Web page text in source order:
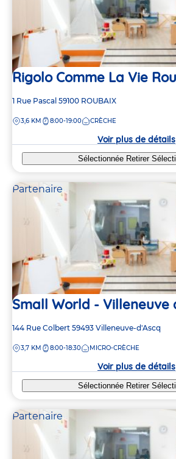
Rigolo Comme La Vie
Adresse
la
1 Rue Pascal 59100 ROUBAIX
DISTANCE
3,6 KM 8:00-19:00 CRÈCHE
Voir plus de détails
Sélectionnée Retirer
Partenaire
Small World - Villeneuve
Adresse
la
144 Rue Colbert 59493 Villeneuve-d'Ascq
DISTANCE
3,7 KM 8:00-18:30 MICRO-CRÈCHE
Voir plus de détails
Sélectionnée Retirer
Partenaire